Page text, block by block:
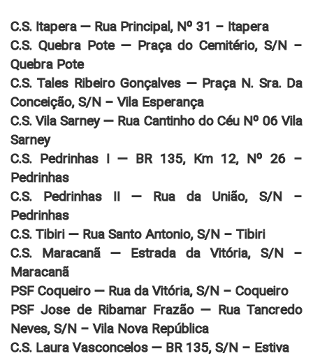
C.S. Itapera — Rua Principal, Nº 31 – Itapera
C.S. Quebra Pote — Praça do Cemitério, S/N –
Quebra Pote
C.S. Tales Ribeiro Gonçalves — Praça N. Sra. Da
Conceição, S/N – Vila Esperança
C.S. Vila Sarney — Rua Cantinho do Céu Nº 06 Vila
Sarney
C.S. Pedrinhas I — BR 135, Km 12, Nº 26 –
Pedrinhas
C.S. Pedrinhas II — Rua da União, S/N –
Pedrinhas
C.S. Tibiri — Rua Santo Antonio, S/N – Tibiri
C.S. Maracanã — Estrada da Vitória, S/N –
Maracanã
PSF Coqueiro — Rua da Vitória, S/N – Coqueiro
PSF Jose de Ribamar Frazão — Rua Tancredo
Neves, S/N – Vila Nova República
C.S. Laura Vasconcelos — BR 135, S/N – Estiva